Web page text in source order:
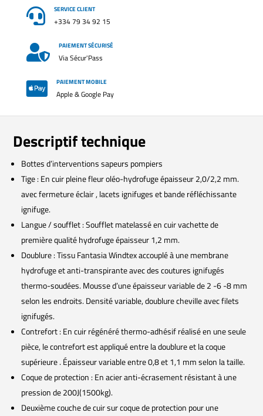
 SERVICE CLIENT
+334 79 34 92 15
 PAIEMENT SÉCURISÉ
Via Sécur'Pass
 PAIEMENT MOBILE
Apple & Google Pay
Descriptif technique
Bottes d’interventions sapeurs pompiers
Tige : En cuir pleine fleur oléo-hydrofuge épaisseur 2,0/2,2 mm.
avec fermeture éclair , lacets ignifuges et bande réfléchissante
ignifuge.
Langue / soufflet : Soufflet matelassé en cuir vachette de
première qualité hydrofuge épaisseur 1,2 mm.
Doublure : Tissu Fantasia Windtex accouplé à une membrane
hydrofuge et anti-transpirante avec des coutures ignifugés
thermo-soudées. Mousse d’une épaisseur variable de 2 -6 -8 mm
selon les endroits. Densité variable, doublure cheville avec filets
ignifugés.
Contrefort : En cuir régénéré thermo-adhésif réalisé en une seule
pièce, le contrefort est appliqué entre la doublure et la coque
supérieure . Épaisseur variable entre 0,8 et 1,1 mm selon la taille.
Coque de protection : En acier anti-écrasement résistant à une
pression de 200J(1500kg).
Deuxième couche de cuir sur coque de protection pour une